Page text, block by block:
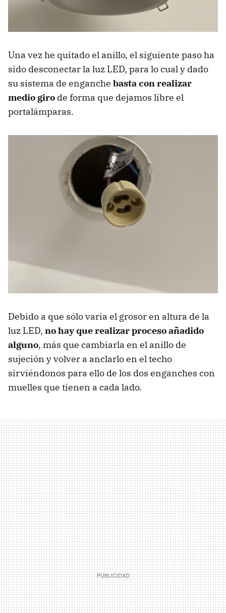
Una vez he quitado el anillo, el siguiente paso ha
sido desconectar la luz LED, para lo cual y dado
su sistema de enganche basta con realizar
medio giro de forma que dejamos libre el
portalámparas.
Debido a que sólo varia el grosor en altura de la
luz LED, no hay que realizar proceso añadido
alguno, más que cambiarla en el anillo de
sujeción y volver a anclarlo en el techo
sirviéndonos para ello de los dos enganches con
muelles que tienen a cada lado.